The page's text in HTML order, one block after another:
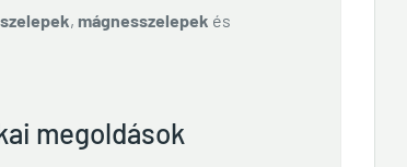
, mágnesszelepek és
megoldások